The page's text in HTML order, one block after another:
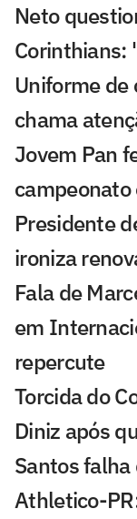
Neto
Corinthians:
Uniforme de
chama
Jovem Pan
campeonato
Presidente
ironiza
Fala de
em
repercute
Torcida do
Diniz após
Santos
Athletico-